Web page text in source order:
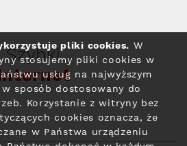
Szybkipliki cookies. W
stosujemy pliki cookies w
usług na najwyższym
sposób dostosowany do
Korzystanie z witryny bez
cookies oznacza, że
w Państwa urządzeniu